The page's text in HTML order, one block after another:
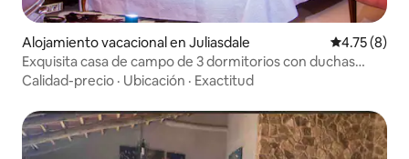
Alojamiento vacacional en Juliasdale Calificación
4.75 (8)
Exquisita casa de campo de 3 dormitorios con duchas
safari
Calidad-precio · Ubicación · Exactitud